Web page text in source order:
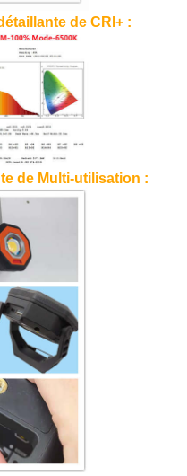
de CRI+ :
de Multi-utilisation :